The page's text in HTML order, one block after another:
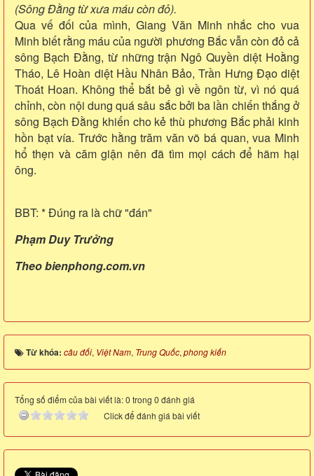
(Sông Đằng từ xưa máu còn đỏ).
Qua vế đối của mình, Giang Văn Minh nhắc cho vua
Minh biết rằng máu của người phương Bắc vẫn còn đỏ cả
sông Bạch Đằng, từ những trận Ngô Quyền diệt Hoằng
Tháo, Lê Hoàn diệt Hầu Nhân Bảo, Trần Hưng Đạo diệt
Thoát Hoan. Không thể bắt bẻ gì về ngôn từ, vì nó quá
chỉnh, còn nội dung quá sâu sắc bởi ba lần chiến thắng ở
sông Bạch Đằng khiến cho kẻ thù phương Bắc phải kinh
hồn bạt vía. Trước hằng trăm văn võ bá quan, vua Minh
hổ thẹn và căm giận nên đã tìm mọi cách để hãm hại
ông.
BBT: * Đúng ra là chữ "đán"
Phạm Duy Trưởng
Theo bienphong.com.vn
Từ khóa: câu đối, Việt Nam, Trung Quốc,phong kiến
Tổng số điểm của bài viết là: 0 trong 0 đánh giá
Click để đánh giá bài viết